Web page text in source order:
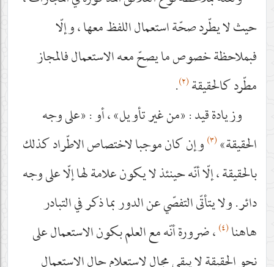
حيث لا يطّرد صحّة استعمال اللفظ معها ، وإلّا
فبملاحظة خصوص ما يصحّ معه الاستعمال فالمجاز
مطّرد كالحقيقة(٢) .
وزيادة قيد : «من غير تأويل» ، أو : «على وجه
الحقيقة»(٣) وإن كان موجبا لاختصاص الاطّراد كذلك
بالحقيقة ، إلّا أنّه حينئذ لا يكون علامة لها إلّا على وجه
دائر. ولا يتأتّى التفصّي عن الدور بما ذكر في التبادر
هاهنا(٤) ، ضرورة أنّه مع العلم بكون الاستعمال على